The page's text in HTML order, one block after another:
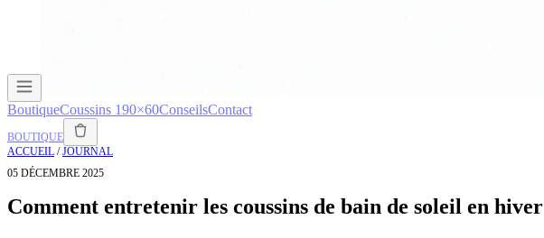
BoutiqueCoussins 190×60ConseilsContact
BOUTIQUE
ACCUEIL /JOURNAL
05 DÉCEMBRE 2025
Comment entretenir les coussins de bain de soleil en hiver